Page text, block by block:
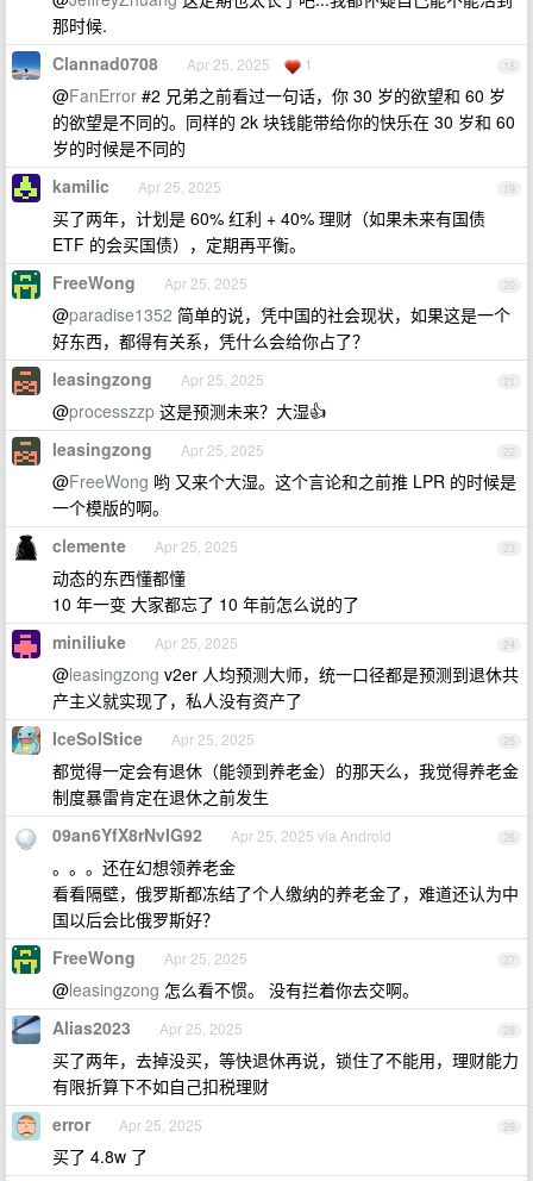
那时候.
18
Clannad0708 Apr 25, 2025 1
@FanError #2 兄弟之前看过一句话，你 30 岁的欲望和 60 岁
的欲望是不同的。同样的 2k 块钱能带给你的快乐在 30 岁和 60
岁的时候是不同的
19
kamilic Apr 25, 2025
买了两年，计划是 60% 红利 + 40% 理财（如果未来有国债
ETF 的会买国债），定期再平衡。
20
FreeWong Apr 25, 2025
@paradise1352 简单的说，凭中国的社会现状，如果这是一个
好东西，都得有关系，凭什么会给你占了？
21
leasingzong Apr 25, 2025
@processzzp 这是预测未来？大湿👍
22
leasingzong Apr 25, 2025
@FreeWong 哟 又来个大湿。这个言论和之前推 LPR 的时候是
一个模版的啊。
23
clemente Apr 25, 2025
动态的东西懂都懂
10 年一变 大家都忘了 10 年前怎么说的了
24
miniliuke Apr 25, 2025
@leasingzong v2er 人均预测大师，统一口径都是预测到退休共
产主义就实现了，私人没有资产了
25
IceSolStice Apr 25, 2025
都觉得一定会有退休（能领到养老金）的那天么，我觉得养老金
制度暴雷肯定在退休之前发生
26
09an6YfX8rNvIG92 Apr 25, 2025 via Android
。。。还在幻想领养老金
看看隔壁，俄罗斯都冻结了个人缴纳的养老金了，难道还认为中
国以后会比俄罗斯好？
27
FreeWong Apr 25, 2025
@leasingzong 怎么看不惯。 没有拦着你去交啊。
28
Alias2023 Apr 25, 2025
买了两年，去掉没买，等快退休再说，锁住了不能用，理财能力
有限折算下不如自己扣税理财
29
error Apr 25, 2025
买了 4.8w 了